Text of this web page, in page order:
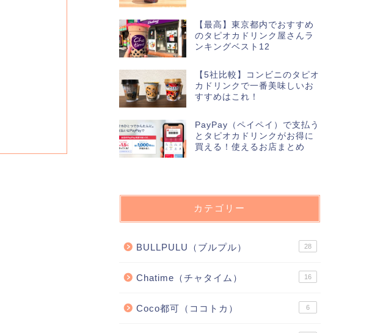
【最高】東京都内でおすすめ
のタピオカドリンク屋さんラ
ンキングベスト12
【5社比較】コンビニのタピオ
カドリンクで一番美味しいお
すすめはこれ！
PayPay（ペイペイ）で支払う
とタピオカドリンクがお得に
買える！使えるお店まとめ
カテゴリー
BULLPULU（ブルプル） 28
Chatime（チャタイム） 16
Coco都可（ココトカ） 6